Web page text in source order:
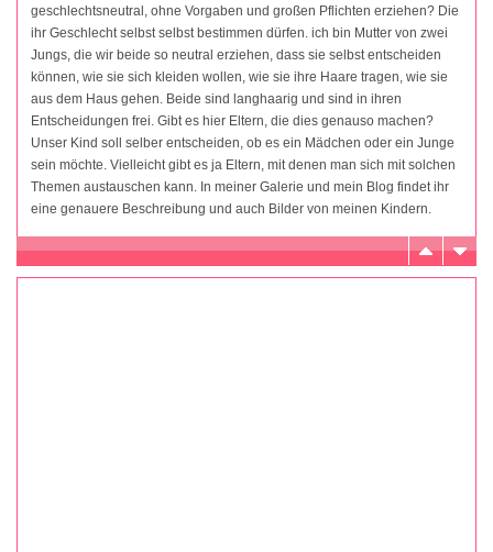
geschlechtsneutral, ohne Vorgaben und großen Pflichten erziehen? Die
ihr Geschlecht selbst selbst bestimmen dürfen. ich bin Mutter von zwei
Jungs, die wir beide so neutral erziehen, dass sie selbst entscheiden
können, wie sie sich kleiden wollen, wie sie ihre Haare tragen, wie sie
aus dem Haus gehen. Beide sind langhaarig und sind in ihren
Entscheidungen frei. Gibt es hier Eltern, die dies genauso machen?
Unser Kind soll selber entscheiden, ob es ein Mädchen oder ein Junge
sein möchte. Vielleicht gibt es ja Eltern, mit denen man sich mit solchen
Themen austauschen kann. In meiner Galerie und mein Blog findet ihr
eine genauere Beschreibung und auch Bilder von meinen Kindern.